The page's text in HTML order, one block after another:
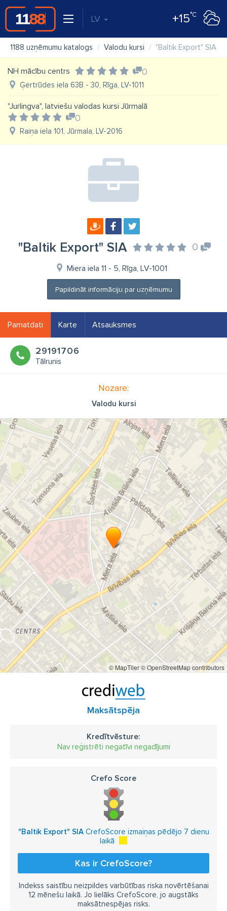
LV +15°C
1188 uzņēmumu katalogs Valodu kursi "Baltik Export" SIA
NH mācību centrs 0
Ģertrūdes iela 63B - 30, Rīga, LV-1011
"Jurlingva", latviešu valodas kursi Jūrmalā
0
Raiņa iela 101, Jūrmala, LV-2016
"Baltik Export" SIA 0
Miera iela 11 - 5, Rīga, LV-1001
Papildināt informāciju par uzņēmumu
Pamatdati Karte Atsauksmes
29191706
Tālrunis
Nozare:
Valodu kursi
© MapTiler© OpenStreetMap contributors
Maksātspēja
Kredītvēsture:
Nav reģistrēti negatīvi negadījumi
Crefo Score
"Baltik Export" SIACrefoScore izmaiņas pēdējo 7 dienu
laikā
Kas ir CrefoScore?
Indekss saistību neizpildes varbūtības riska novērtēšanai
12 mēnešu laikā. Jo lielāks CrefoScore, jo augstāks
maksātnespējas risks.